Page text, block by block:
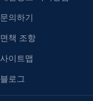
문의하기
면책 조항
사이트맵
블로그